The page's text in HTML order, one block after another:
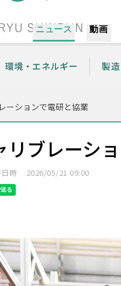
ニュース 動画
環境・エネルギー 製
ーションで電研と協業
ブレーシ
時 2026/05/21 09:00